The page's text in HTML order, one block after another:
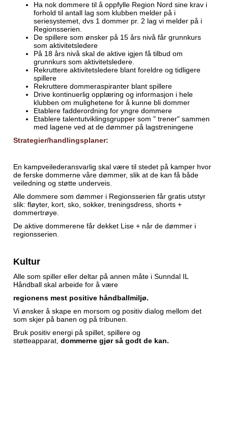
Ha nok dommere til å oppfylle Region Nord sine krav i
forhold til antall lag som klubben melder på i
seriesystemet, dvs 1 dommer pr. 2 lag vi melder på i
Regionsserien.
De spillere som ønsker på 15 års nivå får grunnkurs
som aktivitetsledere
På 18 års nivå skal de aktive igjen få tilbud om
grunnkurs som aktivitetsledere.
Rekruttere aktivitetsledere blant foreldre og tidligere
spillere
Rekruttere dommeraspiranter blant spillere
Drive kontinuerlig opplæring og informasjon i hele
klubben om mulighetene for å kunne bli dommer
Etablere fadderordning for yngre dommere
Etablere talentutviklingsgrupper som " trener" sammen
med lagene ved at de dømmer på lagstreningene
Strategier/handlingsplaner:
En kampveilederansvarlig skal være til stedet på kamper hvor
de ferske dommerne våre dømmer, slik at de kan få både
veiledning og støtte underveis.
Alle dommere som dømmer i Regionsserien får gratis utstyr
slik: fløyter, kort, sko, sokker, treningsdress, shorts +
dommertrøye.
De aktive dommerene får dekket Lise + når de dømmer i
regionsserien.
Kultur
Alle som spiller eller deltar på annen måte i Sunndal IL
Håndball skal arbeide for å være
regionens mest positive håndballmiljø.
Vi ønsker å skape en morsom og positiv dialog mellom det
som skjer på banen og på tribunen.
Bruk positiv energi på spillet, spillere og
støtteapparat, dommerne gjør så godt de kan.